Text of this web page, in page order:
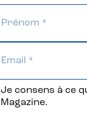
Je consens à ce
Magazine.